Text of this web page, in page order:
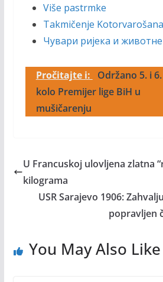
Više pastrmke
Takmičenje Kotorvarošana
Чувари ријека и
Pročitajte i:
Održano 5. i 6.
kolo Premijer lige BiH u
mušičarenju
U Francuskoj ulovljena zlatna
kilograma
USR Sarajevo 1906:
popravljen
You May Also Like